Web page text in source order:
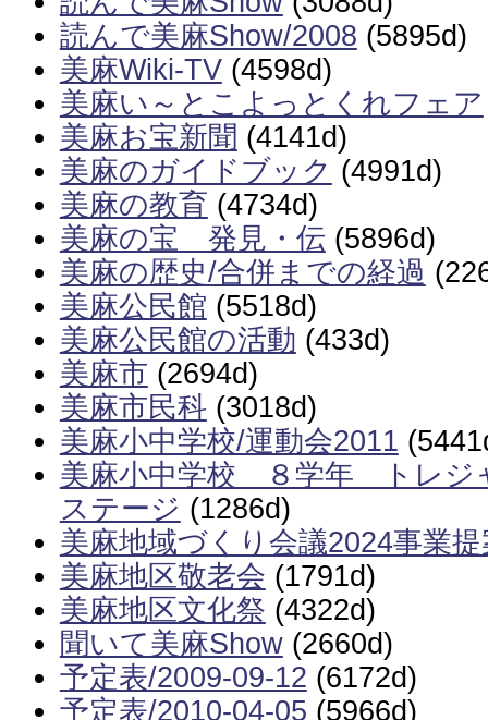
読んで美麻Show/2008 (5895d)
美麻Wiki-TV(4598d)
美麻い～とこよっとくれフェア
美麻お宝新聞 (4141d)
美麻のガイドブック (4991d)
美麻の教育 (4734d)
美麻の宝 発見・伝 (5896d)
美麻の歴史/合併までの経過
美麻公民館 (5518d)
美麻公民館の活動 (433d)
美麻市 (2694d)
美麻市民科 (3018d)
美麻小中学校/運動会2011
美麻小中学校 ８学年 トレジ
ステージ (1286d)
美麻地域づくり会議2024事業
美麻地区敬老会 (1791d)
美麻地区文化祭 (4322d)
聞いて美麻Show(2660d)
予定表/2009-09-12 (6172d)
予定表/2010-04-05 (5966d)